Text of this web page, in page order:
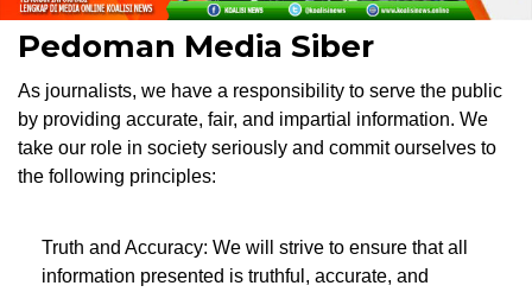
Pedoman Media Siber
As journalists, we have a responsibility to serve the public
by providing accurate, fair, and impartial information. We
take our role in society seriously and commit ourselves to
the following principles:
Truth and Accuracy: We will strive to ensure that all
information presented is truthful, accurate, and